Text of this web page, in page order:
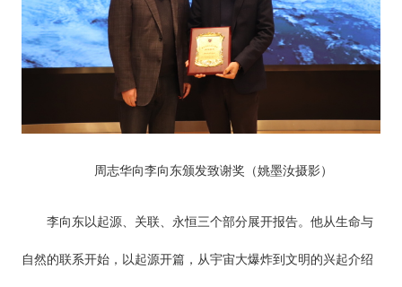
周志华向李向东颁发致谢奖（姚墨汝摄影）
李向东以起源、关联、永恒三个部分展开报告。他从生命与
自然的联系开始，以起源开篇，从宇宙大爆炸到文明的兴起介绍